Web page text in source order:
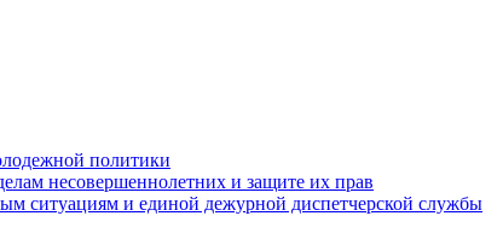
политики
несовершеннолетних и защите их прав
ситуациям и единой дежурной диспетчерской службы